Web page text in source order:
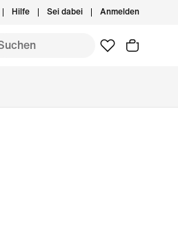
Hilfe Sei dabei Anmelden